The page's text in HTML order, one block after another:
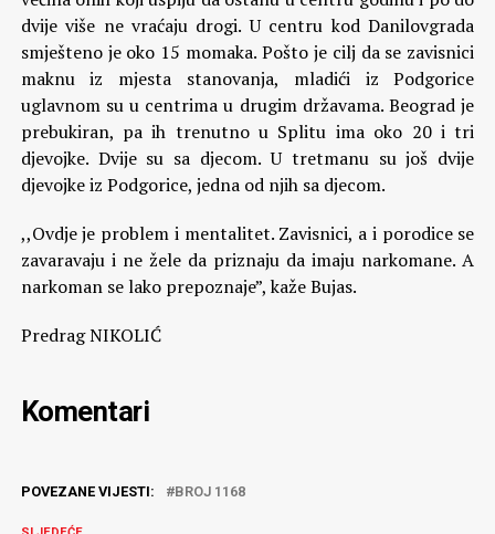
dvije više ne vraćaju drogi. U centru kod Danilovgrada
smješteno je oko 15 momaka. Pošto je cilj da se zavisnici
maknu iz mjesta stanovanja, mladići iz Podgorice
uglavnom su u centrima u drugim državama. Beograd je
prebukiran, pa ih trenutno u Splitu ima oko 20 i tri
djevojke. Dvije su sa djecom. U tretmanu su još dvije
djevojke iz Podgorice, jedna od njih sa djecom.
,,Ovdje je problem i mentalitet. Zavisnici, a i porodice se
zavaravaju i ne žele da priznaju da imaju narkomane. A
narkoman se lako prepoznaje”, kaže Bujas.
Predrag NIKOLIĆ
Komentari
POVEZANE VIJESTI: BROJ 1168